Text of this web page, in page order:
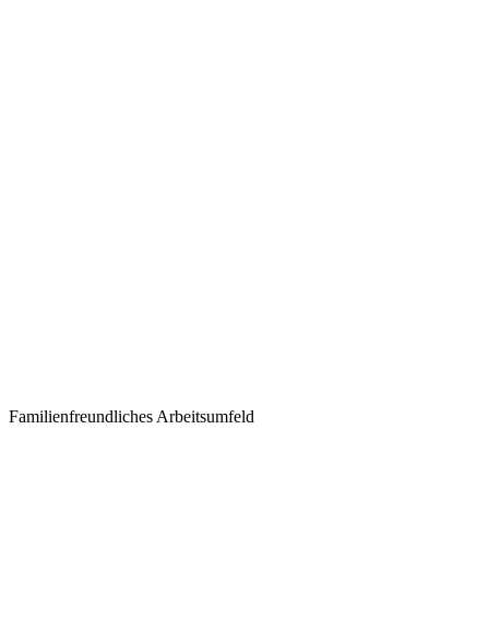
Familienfreundliches Arbeitsumfeld